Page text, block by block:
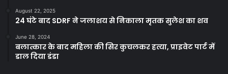
August 22, 2025
24 घंटे बाद SDRF ने जलाशय से निकाला मृतक सुलेश का शव
June 28, 2024
बलात्कार के बाद महिला की सिर कुचलकर हत्या, प्राइवेट पार्ट में
डाल दिया डंडा